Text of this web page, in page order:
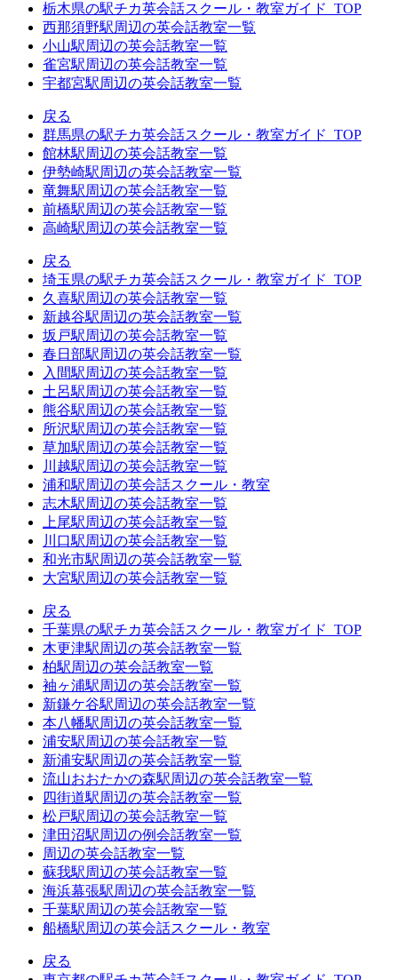
栃木県の駅チカ英会話スクール・教室ガイド_TOP
西那須野駅周辺の英会話教室一覧
小山駅周辺の英会話教室一覧
雀宮駅周辺の英会話教室一覧
宇都宮駅周辺の英会話教室一覧
戻る
群馬県の駅チカ英会話スクール・教室ガイド_TOP
館林駅周辺の英会話教室一覧
伊勢崎駅周辺の英会話教室一覧
竜舞駅周辺の英会話教室一覧
前橋駅周辺の英会話教室一覧
高崎駅周辺の英会話教室一覧
戻る
埼玉県の駅チカ英会話スクール・教室ガイド_TOP
久喜駅周辺の英会話教室一覧
新越谷駅周辺の英会話教室一覧
坂戸駅周辺の英会話教室一覧
春日部駅周辺の英会話教室一覧
入間駅周辺の英会話教室一覧
土呂駅周辺の英会話教室一覧
熊谷駅周辺の英会話教室一覧
所沢駅周辺の英会話教室一覧
草加駅周辺の英会話教室一覧
川越駅周辺の英会話教室一覧
浦和駅周辺の英会話スクール・教室
志木駅周辺の英会話教室一覧
上尾駅周辺の英会話教室一覧
川口駅周辺の英会話教室一覧
和光市駅周辺の英会話教室一覧
大宮駅周辺の英会話教室一覧
戻る
千葉県の駅チカ英会話スクール・教室ガイド_TOP
木更津駅周辺の英会話教室一覧
柏駅周辺の英会話教室一覧
袖ヶ浦駅周辺の英会話教室一覧
新鎌ケ谷駅周辺の英会話教室一覧
本八幡駅周辺の英会話教室一覧
浦安駅周辺の英会話教室一覧
新浦安駅周辺の英会話教室一覧
流山おおたかの森駅周辺の英会話教室一覧
四街道駅周辺の英会話教室一覧
松戸駅周辺の英会話教室一覧
津田沼駅周辺の例会話教室一覧
周辺の英会話教室一覧
蘇我駅周辺の英会話教室一覧
海浜幕張駅周辺の英会話教室一覧
千葉駅周辺の英会話教室一覧
船橋駅周辺の英会話スクール・教室
戻る